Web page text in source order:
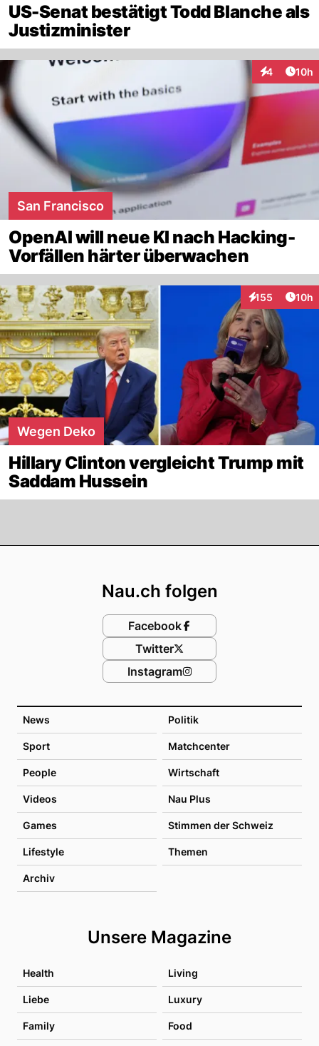
US-Senat bestätigt Todd Blanche als
Justizminister
4
Interaktionen
10h
San Francisco
OpenAI will neue KI nach Hacking-
Vorfällen härter überwachen
155
Interaktionen
10h
Wegen Deko
Hillary Clinton vergleicht Trump mit
Saddam Hussein
News Politik
Sport Matchcenter
People Wirtschaft
Videos Nau Plus
Games Stimmen der Schweiz
Lifestyle Themen
Archiv
Unsere Magazine
Health Living
Liebe Luxury
Family Food
Nau.ch folgen
Facebook
Twitter
Instagram